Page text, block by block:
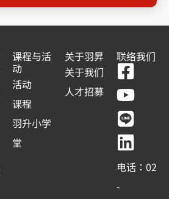
课程与活
动
活动
课程
羽升小学
堂
关于羽昇
关于我们
人才招募
联络我们
F
a
c
e
b
o
o
Y
o
u
t
u
b
e
L
i
n
e
L
i
n
k
e
d
i
电话：02
-